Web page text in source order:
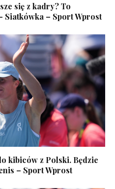
się z kadry? To
– Sport Wprost
kibiców z Polski. Będzie
– Sport Wprost